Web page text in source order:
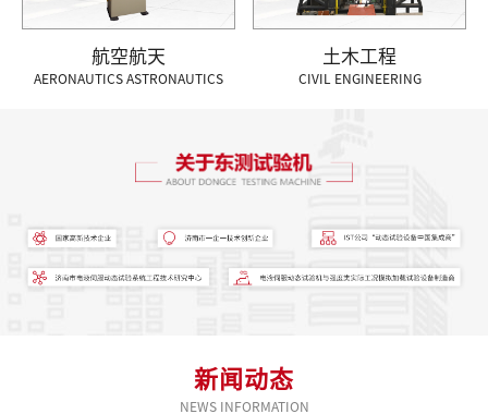
航空航天
AERONAUTICS ASTRONAUTICS
土木工程
CIVIL ENGINEERING
新闻动态
NEWS INFORMATION